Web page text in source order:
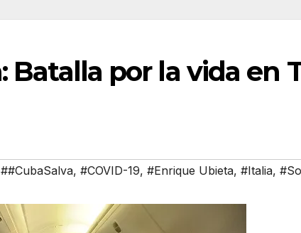
Batalla por la vida en
##CubaSalva, #COVID-19, #Enrique Ubieta, #Italia,